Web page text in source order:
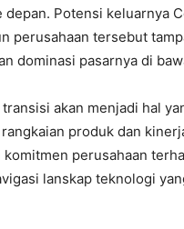
depan. Potensi keluarnya
perusahaan tersebut
dominasi pasarnya di
akan menjadi hal
produk dan
perusahaan
lanskap teknologi